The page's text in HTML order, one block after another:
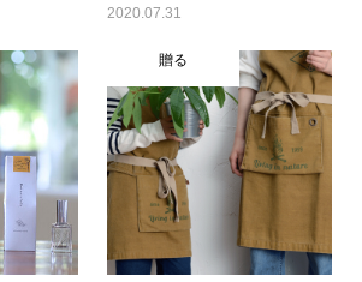
2020.07.31
贈る